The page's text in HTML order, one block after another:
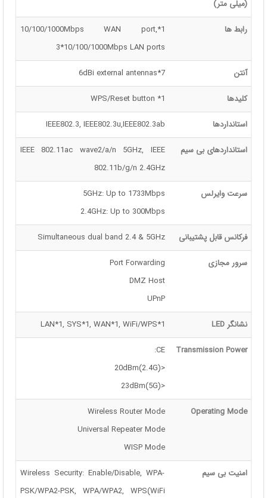
(میلی متر)
رابط ها
1*10/100/1000Mbps WAN port,
3*10/100/1000Mbps LAN ports
آنتن 7*6dBi external antennas
کلیدها 1* WPS/Reset button
استانداردها IEEE802.3, IEEE802.3u,IEEE802.3ab
استانداردهای بی سیم
IEEE 802.11ac wave2/a/n 5GHz, IEEE
802.11b/g/n 2.4GHz
سرعت وایرلس
5GHz: Up to 1733Mbps
2.4GHz: Up to 300Mbps
فرکانس قابل پشتیبانی Simultaneous dual band 2.4 & 5GHz
سرور مجازی
Port Forwarding
DMZ Host
UPnP
نشانگر LED LAN*1, SYS*1, WAN*1, WiFi/WPS*1
Transmission Power
CE:
<20dBm(2.4G)
<23dBm(5G)
Operating Mode
Wireless Router Mode
Universal Repeater Mode
WISP Mode
امنیت بی سیم
Wireless Security: Enable/Disable, WPA-
PSK/WPA2-PSK, WPA/WPA2, WPS(WiFi